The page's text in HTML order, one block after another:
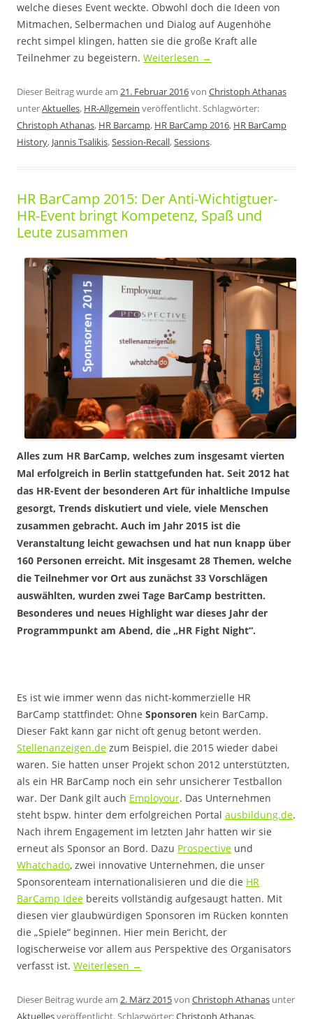
welche dieses Event weckte. Obwohl doch die Ideen von
Mitmachen, Selbermachen und Dialog auf Augenhöhe
recht simpel klingen, hatten sie die große Kraft alle
Teilnehmer zu begeistern. Weiterlesen →
Dieser Beitrag wurde am 21. Februar 2016von Christoph Athanas
unterAktuelles, HR-Allgemein veröffentlicht. Schlagwörter:
Christoph Athanas, HR Barcamp, HR BarCamp 2016, HR BarCamp
History, Jannis Tsalikis,Session-Recall,Sessions.
HR BarCamp 2015: Der Anti-Wichtigtuer-
HR-Event bringt Kompetenz, Spaß und
Leute zusammen
Alles zum HR BarCamp, welches zum insgesamt vierten
Mal erfolgreich in Berlin stattgefunden hat. Seit 2012 hat
das HR-Event der besonderen Art für inhaltliche Impulse
gesorgt, Trends diskutiert und viele, viele Menschen
zusammen gebracht. Auch im Jahr 2015 ist die
Veranstaltung leicht gewachsen und hat nun knapp über
160 Personen erreicht. Mit insgesamt 28 Themen, welche
die Teilnehmer vor Ort aus zunächst 33 Vorschlägen
auswählten, wurden zwei Tage BarCamp bestritten.
Besonderes und neues Highlight war dieses Jahr der
Programmpunkt am Abend, die „HR Fight Night“.
Es ist wie immer wenn das nicht-kommerzielle HR
BarCamp stattfindet: Ohne Sponsoren kein BarCamp.
Dieser Fakt kann gar nicht oft genug betont werden.
Stellenanzeigen.de zum Beispiel, die 2015 wieder dabei
waren. Sie hatten unser Projekt schon 2012 unterstützten,
als ein HR BarCamp noch ein sehr unsicherer Testballon
war. Der Dank gilt auch Employour. Das Unternehmen
steht bspw. hinter dem erfolgreichen Portal ausbildung.de.
Nach ihrem Engagement im letzten Jahr hatten wir sie
erneut als Sponsor an Bord. Dazu Prospective und
Whatchado, zwei innovative Unternehmen, die unser
Sponsorenteam internationalisieren und die die HR
BarCamp Idee bereits vollständig aufgesaugt hatten. Mit
diesen vier glaubwürdigen Sponsoren im Rücken konnten
die „Spiele“ beginnen. Hier mein Bericht, der
logischerweise vor allem aus Perspektive des Organisators
verfasst ist. Weiterlesen →
Dieser Beitrag wurde am 2. März 2015von Christoph Athanas unter